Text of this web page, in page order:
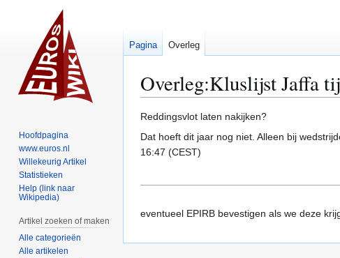
Overleg:Kluslijst Jaffa
Naar
navigatie
springen
Naar
zoeken
springen
Reddingsvlot laten nakijken?
Dat hoeft dit jaar nog niet. Alleen bij
16:47 (CEST)
eventueel EPIRB bevestigen als we deze
Pagina Overleg
Hoofdpagina
www.euros.nl
Willekeurig Artikel
Statistieken
Help (link naar
Wikipedia)
Artikel zoeken of maken
Alle categorieën
Alle artikelen